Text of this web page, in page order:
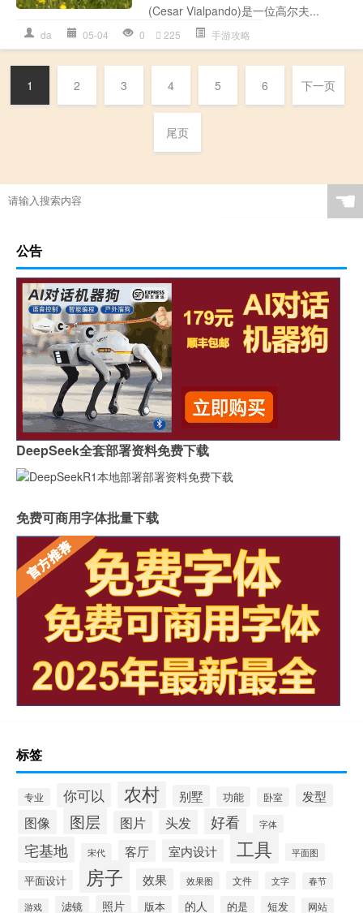
(Cesar Vialpando)是一位高尔夫...
da 05-04 0 225 手游攻略
1 2 3 4 5 6 下一页
尾页
☚
公告
DeepSeek全套部署资料免费下载
免费可商用字体批量下载
标签
专业 你可以 农村 别墅 功能 卧室 发型
图像 图层 图片 头发 好看 字体
宅基地 宋代 客厅 室内设计 工具 平面图
平面设计 房子 效果 效果图 文件 文字 春节
游戏 滤镜 照片 版本 的人 的是 短发 网站